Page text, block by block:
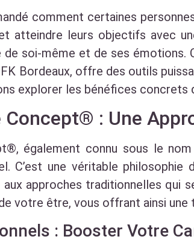
comment certaines
atteindre leurs objectifs avec
soi-même et de ses émotions.
Bordeaux, offre des outils
explorer les bénéfices
Concept® : Une
également connu sous le
C’est une véritable
approches traditionnelles qui
votre être, vous offrant ainsi
: Booster Votre